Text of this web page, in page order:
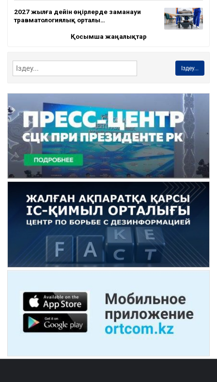
2027 жылға дейін өңірлерде заманауи
травматологиялық орталы…
Қосымша жаңалықтар
Іздеу...